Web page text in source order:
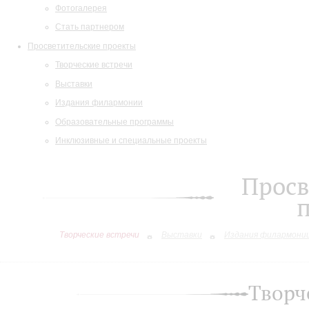
Фотогалерея
Стать партнером
Просветительские проекты
Творческие встречи
Выставки
Издания филармонии
Образовательные программы
Инклюзивные и специальные проекты
Творческие встречи